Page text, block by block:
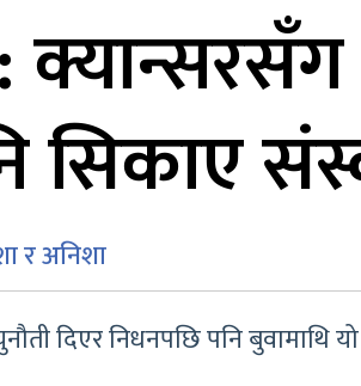
सिकाए
र अनिशा
दिएर निधनपछि पनि बुवामाथि